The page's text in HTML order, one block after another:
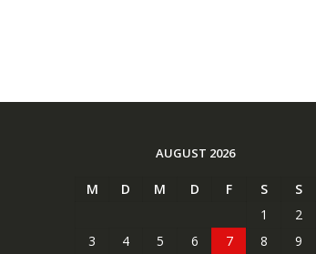
AUGUST 2026
M D M D F S
S
1
2
3
4 5 6 7 8
9